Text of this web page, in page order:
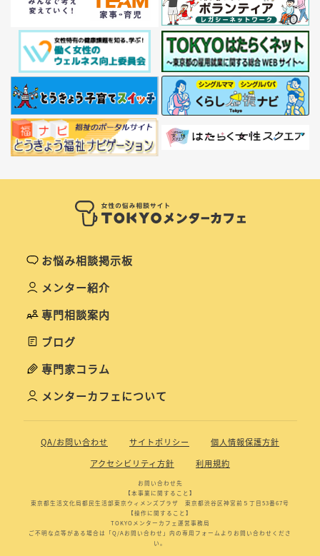
お悩み相談掲示板
メンター紹介
専門相談案内
ブログ
専門家コラム
メンターカフェについて
QA/お問い合わせ サイトポリシー
個人情報保護方針
アクセシビリティ方針
利用規約
お問い合わせ先
【本事業に関すること】
東京都生活文化局都民生活部東京ウィメンズプラザ 東京都渋谷区神宮前５丁目53番67号
【操作に関すること】
TOKYOメンターカフェ運営事務局
ご不明な点等がある場合は「Q/Aお問い合わせ」内の専用フォームよりお問い合わせくださ
い。